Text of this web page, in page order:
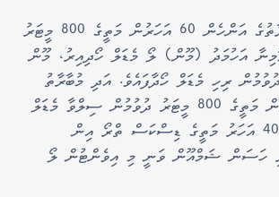
މީގެ އިތުރުން މުބާރާތުގެ އަންހެން 60 އަހަރުން މަތީގެ 800 މީޓަރު
އަހުމަދު (މޫން) ލޯ މެޑަލް ހޯދިއިރު، މޫން
މީޓަރު ދުވުމުން ރިހި މެޑަލް ހޯދާފައެވެ. އަދި މުބާރާތު
ފިރިހެން 65 އަހަރުން މަތީގެ 800 މީޓަރު ދުވުމުން ސިލްވާ މެޑަލް
ހޯދިއިރު، ފިރިހެން 40 އަހަރު މަތީގެ ޑިސްކަސް ތްރޯ އިން
ހަސަން ޝަމްއޫން ވަނީ މި އިވެންޓުން ލޯ